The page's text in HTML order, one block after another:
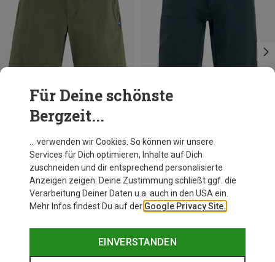
Du sparst 27%
Fjällräven
Herren Abisko Lite Shorts
119,95 €
Für Deine schönste
Bergzeit...
… verwenden wir Cookies. So können wir unsere
Services für Dich optimieren, Inhalte auf Dich
zuschneiden und dir entsprechend personalisierte
Anzeigen zeigen. Deine Zustimmung schließt ggf. die
Verarbeitung Deiner Daten u.a. auch in den USA ein.
Mehr Infos findest Du auf der Google Privacy Site.
EINVERSTANDEN